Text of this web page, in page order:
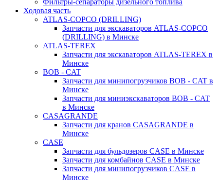
Фильтры-сепараторы дизельного топлива
Ходовая часть
ATLAS-COPCO (DRILLING)
Запчасти для экскаваторов ATLAS-COPCO
(DRILLING) в Минске
ATLAS-TEREX
Запчасти для экскаваторов ATLAS-TEREX в
Минске
BOB - CAT
Запчасти для минипогрузчиков BOB - CAT в
Минске
Запчасти для миниэкскаваторов BOB - CAT
в Минске
CASAGRANDE
Запчасти для кранов CASAGRANDE в
Минске
CASE
Запчасти для бульдозеров CASE в Минске
Запчасти для комбайнов CASE в Минске
Запчасти для минипогрузчиков CASE в
Минске